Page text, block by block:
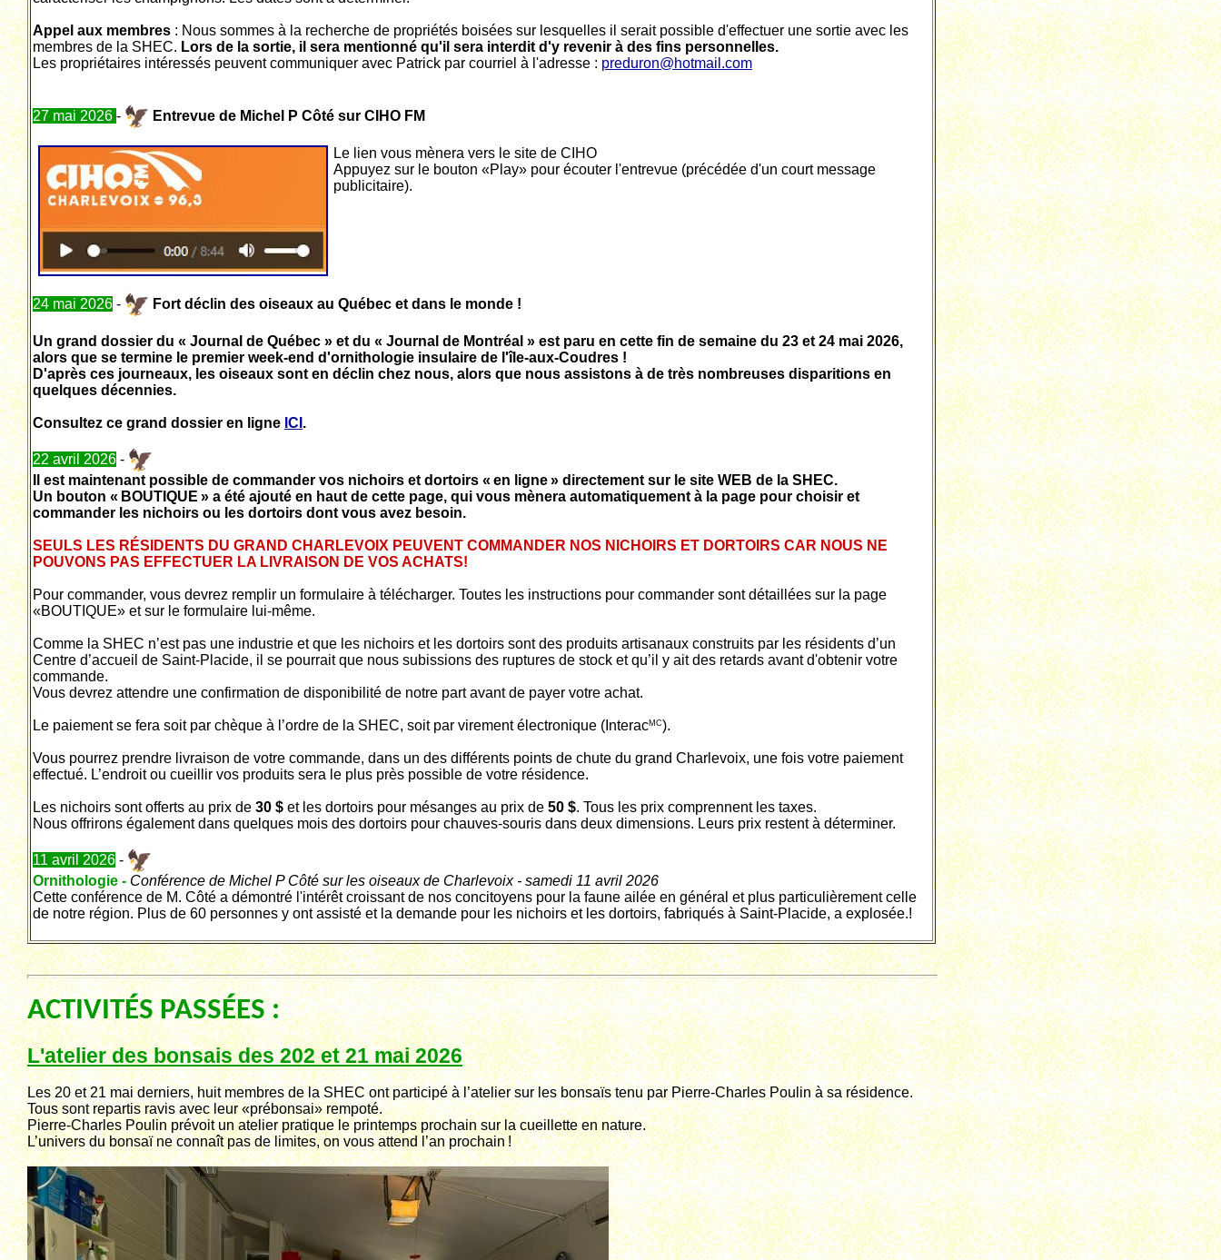
Appel aux membres : Nous sommes à la recherche de propriétés boisées sur lesquelles il serait possible d'effectuer une sortie avec les
membres de la SHEC. Lors de la sortie, il sera mentionné qu'il sera interdit d'y revenir à des fins personnelles.
Les propriétaires intéressés peuvent communiquer avec Patrick par courriel à l'adresse : preduron@hotmail.com
27 mai 2026 - Entrevue de Michel P Côté sur CIHO FM
Le lien vous mènera vers le site de CIHO
Appuyez sur le bouton «Play» pour écouter l'entrevue (précédée d'un court message
publicitaire).
24 mai 2026 - Fort déclin des oiseaux au Québec et dans le monde !
Un grand dossier du « Journal de Québec » et du « Journal de Montréal » est paru en cette fin de semaine du 23 et 24 mai 2026,
alors que se termine le premier week-end d'ornithologie insulaire de l'île-aux-Coudres !
D'après ces journeaux, les oiseaux sont en déclin chez nous, alors que nous assistons à de très nombreuses disparitions en
quelques décennies.
Consultez ce grand dossier en ligne ICI .
22 avril 2026 -
Il est maintenant possible de commander vos nichoirs et dortoirs « en ligne » directement sur le site WEB de la SHEC.
Un bouton « BOUTIQUE » a été ajouté en haut de cette page, qui vous mènera automatiquement à la page pour choisir et
commander les nichoirs ou les dortoirs dont vous avez besoin.
SEULS LES RÉSIDENTS DU GRAND CHARLEVOIX PEUVENT COMMANDER NOS NICHOIRS ET DORTOIRS CAR NOUS NE
POUVONS PAS EFFECTUER LA LIVRAISON DE VOS ACHATS!
Pour commander, vous devrez remplir un formulaire à télécharger. Toutes les instructions pour commander sont détaillées sur la page
«BOUTIQUE» et sur le formulaire lui-même.
Comme la SHEC n’est pas une industrie et que les nichoirs et les dortoirs sont des produits artisanaux construits par les résidents d’un
Centre d’accueil de Saint-Placide, il se pourrait que nous subissions des ruptures de stock et qu’il y ait des retards avant d'obtenir votre
commande.
Vous devrez attendre une confirmation de disponibilité de notre part avant de payer votre achat.
Le paiement se fera soit par chèque à l’ordre de la SHEC, soit par virement électronique (InteracMC).
Vous pourrez prendre livraison de votre commande, dans un des différents points de chute du grand Charlevoix, une fois votre paiement
effectué. L’endroit ou cueillir vos produits sera le plus près possible de votre résidence.
Les nichoirs sont offerts au prix de 30 $ et les dortoirs pour mésanges au prix de 50 $. Tous les prix comprennent les taxes.
Nous offrirons également dans quelques mois des dortoirs pour chauves-souris dans deux dimensions. Leurs prix restent à déterminer.
11 avril 2026 -
Ornithologie - Conférence de Michel P Côté sur les oiseaux de Charlevoix - samedi 11 avril 2026
Cette conférence de M. Côté a démontré l'intérêt croissant de nos concitoyens pour la faune ailée en général et plus particulièrement celle
de notre région. Plus de 60 personnes y ont assisté et la demande pour les nichoirs et les dortoirs, fabriqués à Saint-Placide, a explosée.!
ACTIVITÉS PASSÉES :
L'atelier des bonsais des 202 et 21 mai 2026
Les 20 et 21 mai derniers, huit membres de la SHEC ont participé à l’atelier sur les bonsaïs tenu par Pierre-Charles Poulin à sa résidence.
Tous sont repartis ravis avec leur «prébonsai» rempoté.
Pierre-Charles Poulin prévoit un atelier pratique le printemps prochain sur la cueillette en nature.
L’univers du bonsaï ne connaît pas de limites, on vous attend l’an prochain !